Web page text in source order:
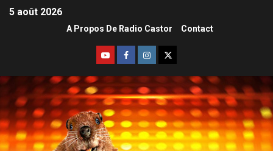
5 août 2026
A Propos De Radio Castor Contact